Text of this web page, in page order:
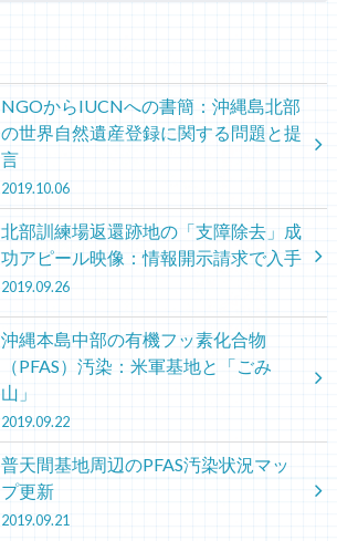
NGOからIUCNへの書簡：沖縄島北部
の世界自然遺産登録に関する問題と提
言
2019.10.06
北部訓練場返還跡地の「支障除去」成
功アピール映像：情報開示請求で入手
2019.09.26
沖縄本島中部の有機フッ素化合物
（PFAS）汚染：米軍基地と「ごみ
山」
2019.09.22
普天間基地周辺のPFAS汚染状況マッ
プ更新
2019.09.21